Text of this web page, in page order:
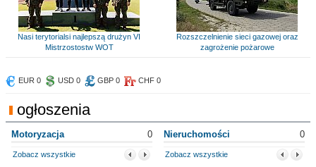
Nasi terytorialsi najlepszą drużyn VI
Mistrzostostw WOT
Rozszczelnienie sieci gazowej oraz
zagrożenie pożarowe
EUR 0 USD 0 GBP 0 CHF 0
ogłoszenia
Motoryzacja 0
Zobacz wszystkie
Nieruchomości 0
Zobacz wszystkie